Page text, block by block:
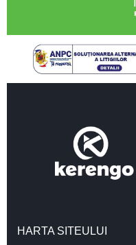
HARTA SITEULUI